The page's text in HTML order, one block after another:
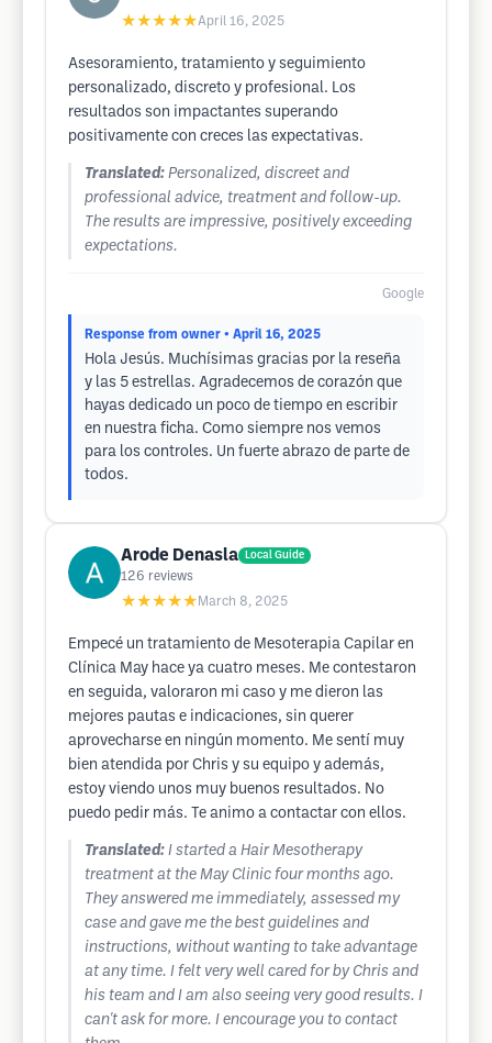
★★★★★April 16, 2025
Asesoramiento, tratamiento y seguimiento
personalizado, discreto y profesional. Los
resultados son impactantes superando
positivamente con creces las expectativas.
Translated: Personalized, discreet and
professional advice, treatment and follow-up.
The results are impressive, positively exceeding
expectations.
Google
Response from owner • April 16, 2025
Hola Jesús. Muchísimas gracias por la reseña
y las 5 estrellas. Agradecemos de corazón que
hayas dedicado un poco de tiempo en escribir
en nuestra ficha. Como siempre nos vemos
para los controles. Un fuerte abrazo de parte de
todos.
Arode Denasla Local Guide
126 reviews
★★★★★ March 8, 2025
Empecé un tratamiento de Mesoterapia Capilar en
Clínica May hace ya cuatro meses. Me contestaron
en seguida, valoraron mi caso y me dieron las
mejores pautas e indicaciones, sin querer
aprovecharse en ningún momento. Me sentí muy
bien atendida por Chris y su equipo y además,
estoy viendo unos muy buenos resultados. No
puedo pedir más. Te animo a contactar con ellos.
Translated: I started a Hair Mesotherapy
treatment at the May Clinic four months ago.
They answered me immediately, assessed my
case and gave me the best guidelines and
instructions, without wanting to take advantage
at any time. I felt very well cared for by Chris and
his team and I am also seeing very good results. I
can't ask for more. I encourage you to contact